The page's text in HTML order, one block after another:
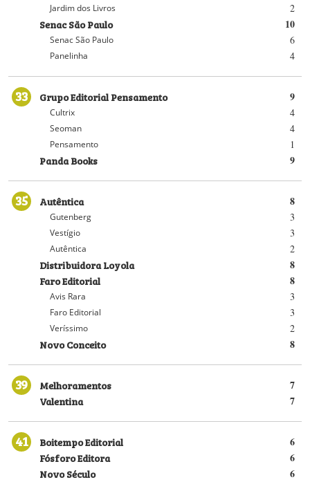
2
Jardim dos Livros
10
Senac São Paulo
6
Senac São Paulo
4
Panelinha
33 9
Grupo Editorial Pensamento
4
Cultrix
4
Seoman
1
Pensamento
9
Panda Books
35 8
Autêntica
3
Gutenberg
3
Vestígio
2
Autêntica
8
Distribuidora Loyola
8
Faro Editorial
3
Avis Rara
3
Faro Editorial
2
Veríssimo
8
Novo Conceito
39 7
Melhoramentos
7
Valentina
41 6
Boitempo Editorial
6
Fósforo Editora
6
Novo Século